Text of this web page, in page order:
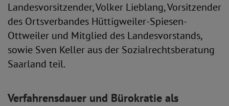
Landesvorsitzender, Volker Lieblang, Vorsitzender
des Ortsverbandes Hüttigweiler-Spiesen-
Ottweiler und Mitglied des Landesvorstands,
sowie Sven Keller aus der Sozialrechtsberatung
Saarland teil.
Verfahrensdauer und Bürokratie als